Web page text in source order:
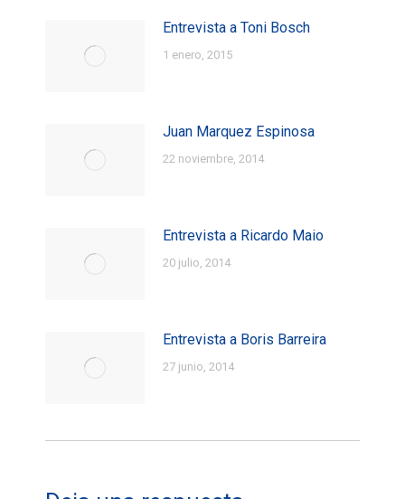
Entrevista a Toni Bosch
1 enero, 2015
Juan Marquez Espinosa
22 noviembre, 2014
Entrevista a Ricardo Maio
20 julio, 2014
Entrevista a Boris Barreira
27 junio, 2014